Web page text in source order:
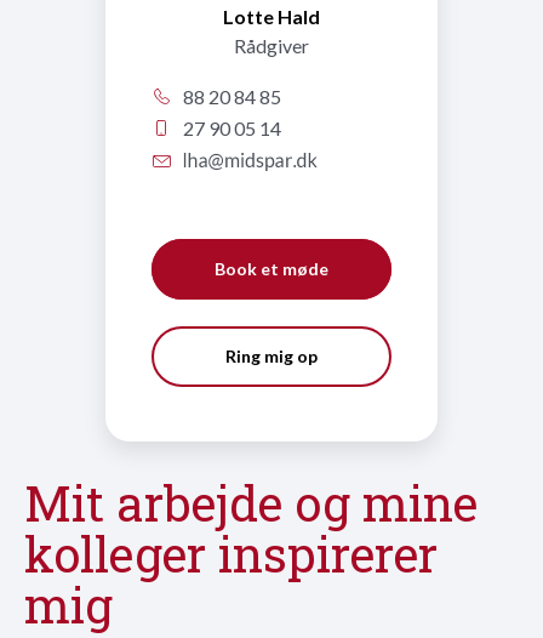
Lotte Hald
Rådgiver
88 20 84 85
27 90 05 14
Book et møde
Ring mig op
Mit arbejde og mine
kolleger inspirerer
mig